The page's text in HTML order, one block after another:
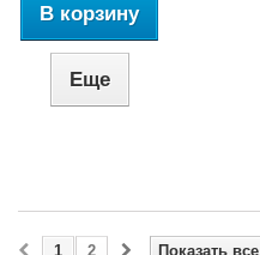
В корзину
Еще
Показать все
1 2